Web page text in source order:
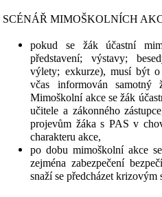
SCÉNÁŘ MIMOŠKOLNÍCH
pokud se žák účastní
představení; výstavy;
výlety; exkurze), musí být
včas informován
Mimoškolní akce se žák
učitele a zákonného
projevům žáka s PAS v
charakteru akce,
po dobu mimoškolní akce
zejména zabezpečení
snaží se předcházet krizovým